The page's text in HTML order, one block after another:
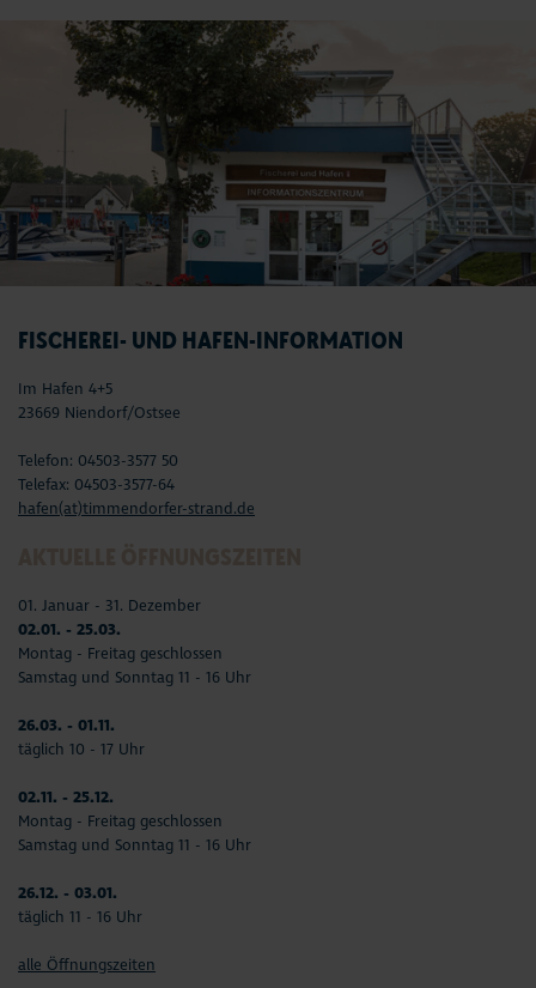
FISCHEREI- UND HAFEN-INFORMATION
Im Hafen 4+5
23669 Niendorf/Ostsee
Telefon: 04503-3577 50
Telefax: 04503-3577-64
hafen(at)timmendorfer-strand.de
01. Januar - 31. Dezember
02.01. - 25.03.
Montag - Freitag geschlossen
Samstag und Sonntag 11 - 16 Uhr
26.03. - 01.11.
täglich 10 - 17 Uhr
02.11. - 25.12.
Montag - Freitag geschlossen
Samstag und Sonntag 11 - 16 Uhr
26.12. - 03.01.
täglich 11 - 16 Uhr
alle Öffnungszeiten